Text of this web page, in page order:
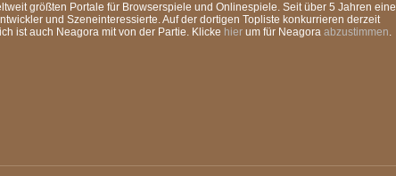
größten Portale für Browserspiele und Onlinespiele. Seit über 5 Jahren eine
und Szeneinteressierte. Auf der dortigen Topliste konkurrieren derzeit
ist auch Neagora mit von der Partie. Klicke hier um für Neagora abzustimmen.